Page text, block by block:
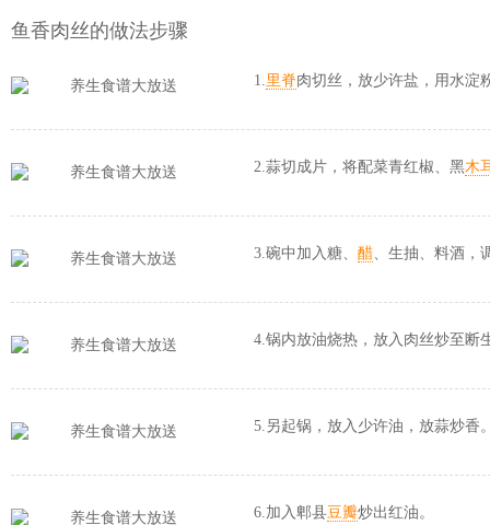
鱼香肉丝的做法步骤
1.里脊肉切丝，放少许盐，用水淀
2.蒜切成片，将配菜青红椒、黑木
3.碗中加入糖、 醋、生抽、料酒，
4.锅内放油烧热，放入肉丝炒至断
5.另起锅，放入少许油，放蒜炒香
6.加入郫县豆瓣炒出红油。